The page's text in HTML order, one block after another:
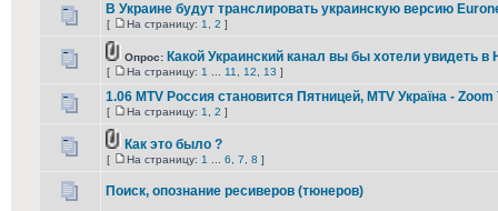
В Украине будут транслировать украинскую версию
[ На страницу: 1 2 ]
Опрос: Какой Украинский канал вы бы хотели увидеть в
[ На страницу: 1 11 12 13 ]
1.06 MTV Россия становится Пятницей, MTV Україна - Zoom
[ На страницу: 1 2 ]
Как это было ?
[ На страницу: 1 6 7 8 ]
Поиск, опознание ресиверов (тюнеров)